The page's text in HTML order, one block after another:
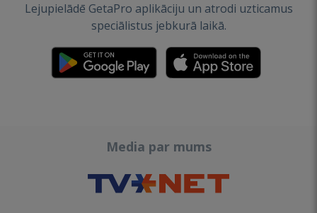
Lejupielādē GetaPro aplikāciju un atrodi uzticamus
speciālistus jebkurā laikā.
Media par mums